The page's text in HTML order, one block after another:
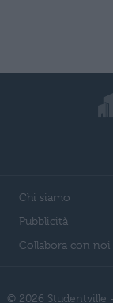
Chi siamo
Pubblicità
Collabora con noi
© 2026 Studentville -